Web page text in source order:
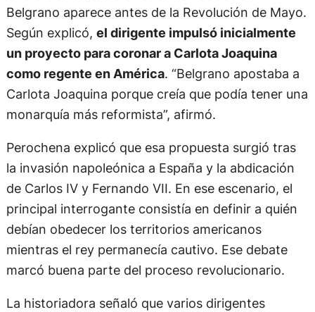
Belgrano aparece antes de la Revolución de Mayo.
Según explicó, el dirigente impulsó inicialmente
un proyecto para coronar a Carlota Joaquina
como regente en América. “Belgrano apostaba a
Carlota Joaquina porque creía que podía tener una
monarquía más reformista”, afirmó.
Perochena explicó que esa propuesta surgió tras
la invasión napoleónica a España y la abdicación
de Carlos IV y Fernando VII. En ese escenario, el
principal interrogante consistía en definir a quién
debían obedecer los territorios americanos
mientras el rey permanecía cautivo. Ese debate
marcó buena parte del proceso revolucionario.
La historiadora señaló que varios dirigentes